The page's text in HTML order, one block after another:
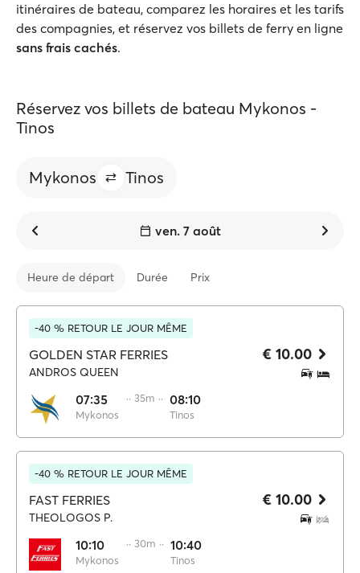
itinéraires de bateau, comparez les horaires et les tarifs
des compagnies, et réservez vos billets de ferry en ligne
sans frais cachés.
Réservez vos billets de bateau Mykonos -
Tinos
Mykonos Tinos
ven. 7 août
Heure de départ Durée Prix
-40 % RETOUR LE JOUR MÊME
GOLDEN STAR FERRIES
ANDROS QUEEN
07:35
Mykonos
·· 35m ·· 08:10
Tinos
€ 10.00
-40 % RETOUR LE JOUR MÊME
FAST FERRIES
THEOLOGOS P.
10:10
Mykonos
·· 30m ·· 10:40
Tinos
€ 10.00